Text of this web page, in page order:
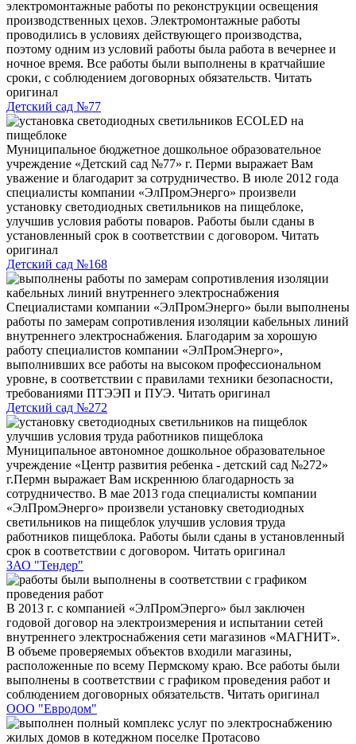
электромонтажные работы по реконструкции освещения
производственных цехов. Электромонтажные работы
проводились в условиях действующего производства,
поэтому одним из условий работы была работа в вечернее и
ночное время. Все работы были выполнены в кратчайшие
сроки, с соблюдением договорных обязательств. Читать
оригинал
Детский сад №77
Муниципальное бюджетное дошкольное образовательное
учреждение «Детский сад №77» г. Перми выражает Вам
уважение и благодарит за сотрудничество. В июле 2012 года
специалисты компании «ЭлПромЭнерго» произвели
установку светодиодных светильников на пищеблоке,
улучшив условия работы поваров. Работы были сданы в
установленный срок в соответствии с договором. Читать
оригинал
Детский сад №168
Специалистами компании «ЭлПромЭнерго» были выполнены
работы по замерам сопротивления изоляции кабельных линий
внутреннего электроснабжения. Благодарим за хорошую
работу специалистов компании «ЭлПромЭнерго»,
выполнивших все работы на высоком профессиональном
уровне, в соответствии с правилами техники безопасности,
требованиями ПТЭЭП и ПУЭ. Читать оригинал
Детский сад №272
Муниципальное автономное дошкольное образовательное
учреждение «Центр развития ребенка - детский сад №272»
г.Пермн выражает Вам искреннюю благодарность за
сотрудничество. В мае 2013 года специалисты компании
«ЭлПромЭнерго» произвели установку светодиодных
светильников на пищеблок улучшив условия труда
работников пищеблока. Работы были сданы в установленный
срок в соответствии с договором. Читать оригинал
ЗАО "Тендер"
В 2013 г. с компанией «ЭлПромЭперго» был заключен
годовой договор на электроизмерения и испытании сетей
внутреннего электроснабжения сети магазинов «МАГНИТ».
В объеме проверяемых объектов входили магазины,
расположенные по всему Пермскому краю. Все работы были
выполнены в соответствии с графиком проведения работ и
соблюдением договорных обязательств. Читать оригинал
ООО "Евродом"